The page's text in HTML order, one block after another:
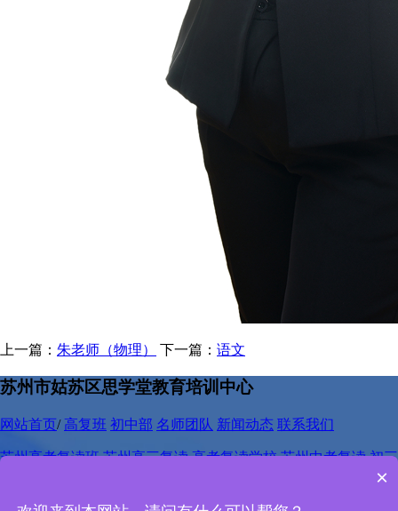
上一篇： 朱老师（物理） 下一篇： 语文
苏州市姑苏区思学堂教育培训中心
网站首页/高复班 初中部 名师团队 新闻动态 联系我们
苏州高考复读班 苏州高三复读 高考复读学校 苏州中考复读 初三
×